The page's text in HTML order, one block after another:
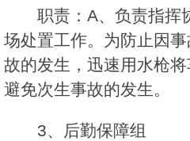
职责：A、负责指挥
场处置工作。为防止因
故的发生，迅速用水枪将
避免次生事故的发生。
3、后勤保障组